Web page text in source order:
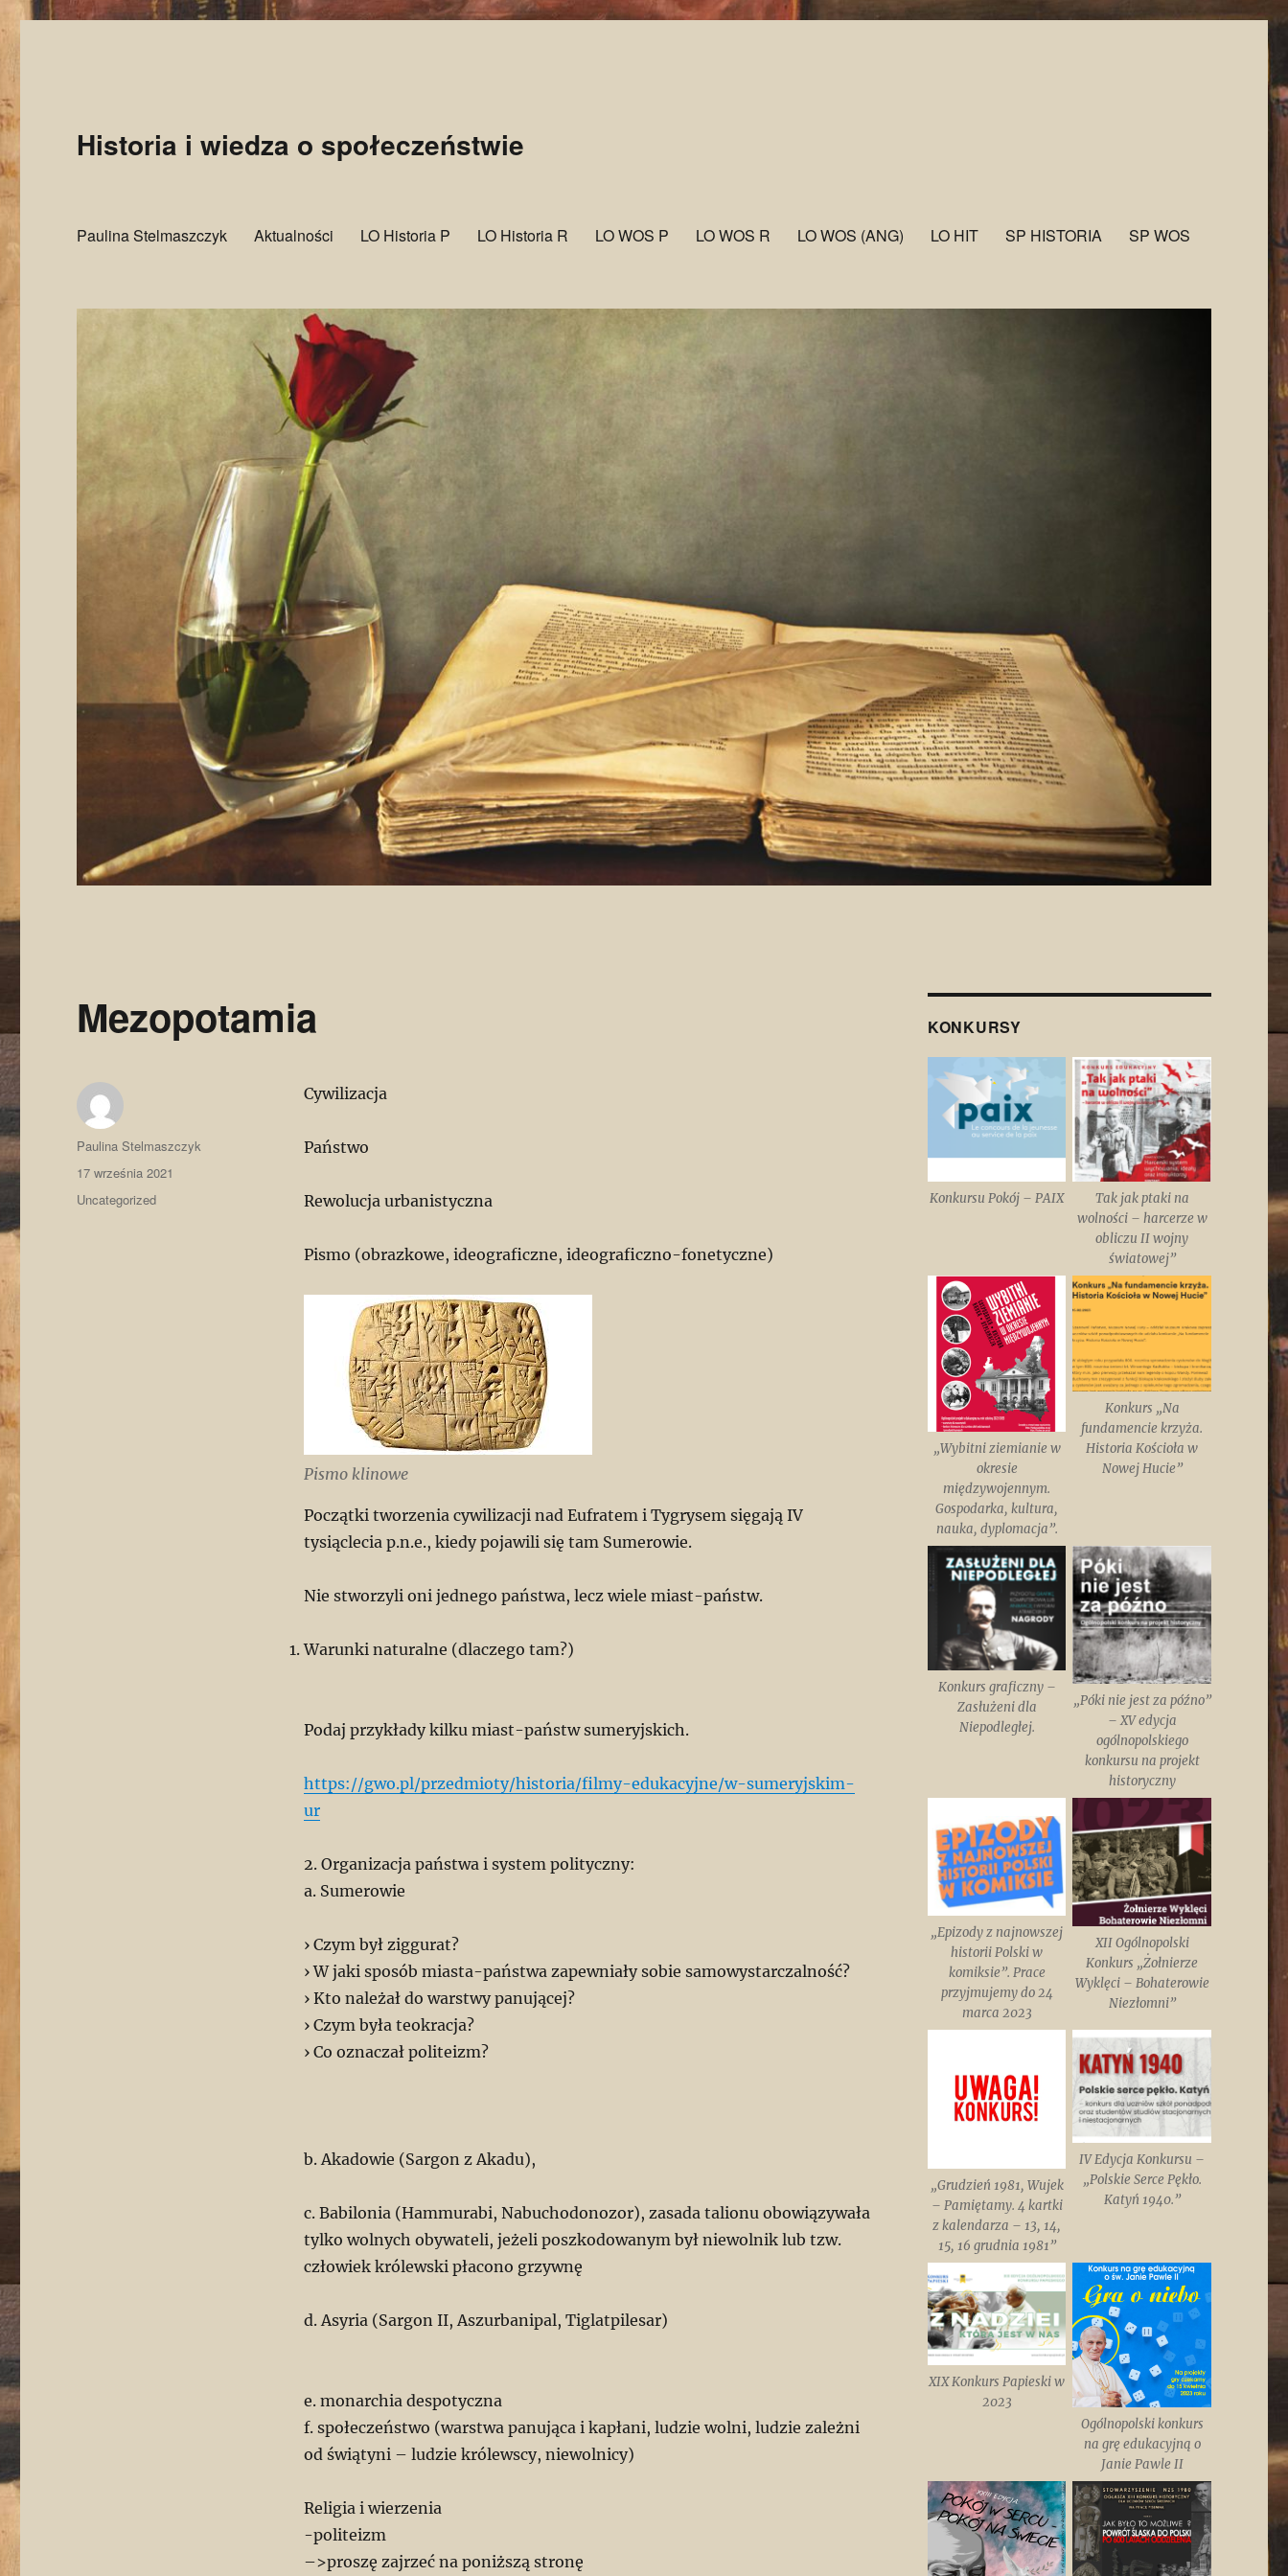
Historia i wiedza o społeczeństwie
Paulina Stelmaszczyk Aktualności LO Historia P LO Historia R LO WOS P LO WOS R LO WOS (ANG) LO HIT SP HISTORIA SP WOS
Mezopotamia
Cywilizacja
Państwo
Rewolucja urbanistyczna
Pismo (obrazkowe, ideograficzne, ideograficzno-fonetyczne)
Pismo klinowe
Początki tworzenia cywilizacji nad Eufratem i Tygrysem sięgają IV
tysiąclecia p.n.e., kiedy pojawili się tam Sumerowie.
Nie stworzyli oni jednego państwa, lecz wiele miast-państw.
Warunki naturalne (dlaczego tam?)
Podaj przykłady kilku miast-państw sumeryjskich.
https://gwo.pl/przedmioty/historia/filmy-edukacyjne/w-sumeryjskim-
ur
2. Organizacja państwa i system polityczny:
a. Sumerowie
› Czym był ziggurat?
› W jaki sposób miasta-państwa zapewniały sobie samowystarczalność?
› Kto należał do warstwy panującej?
› Czym była teokracja?
› Co oznaczał politeizm?
b. Akadowie (Sargon z Akadu),
c. Babilonia (Hammurabi, Nabuchodonozor), zasada talionu obowiązywała
tylko wolnych obywateli, jeżeli poszkodowanym był niewolnik lub tzw.
człowiek królewski płacono grzywnę
d. Asyria (Sargon II, Aszurbanipal, Tiglatpilesar)
e. monarchia despotyczna
f. społeczeństwo (warstwa panująca i kapłani, ludzie wolni, ludzie zależni
od świątyni – ludzie królewscy, niewolnicy)
Religia i wierzenia
-politeizm
–>proszę zajrzeć na poniższą stronę
Autor
Paulina Stelmaszczyk
Data
publikacji
17 września 2021
Kategorie
Uncategorized
KONKURSY
Konkursu Pokój – PAIX
Tak jak ptaki na
wolności – harcerze w
obliczu II wojny
światowej”
„Wybitni ziemianie w
okresie
międzywojennym.
Gospodarka, kultura,
nauka, dyplomacja”.
Konkurs „Na
fundamencie krzyża.
Historia Kościoła w
Nowej Hucie”
Konkurs graficzny –
Zasłużeni dla
Niepodległej.
„Póki nie jest za późno”
– XV edycja
ogólnopolskiego
konkursu na projekt
historyczny
„Epizody z najnowszej
historii Polski w
komiksie”. Prace
przyjmujemy do 24
marca 2023
XII Ogólnopolski
Konkurs „Żołnierze
Wyklęci – Bohaterowie
Niezłomni”
„Grudzień 1981, Wujek
– Pamiętamy. 4 kartki
z kalendarza – 13, 14,
15, 16 grudnia 1981”
IV Edycja Konkursu –
„Polskie Serce Pękło.
Katyń 1940.”
XIX Konkurs Papieski w
2023
Ogólnopolski konkurs
na grę edukacyjną o
Janie Pawle II